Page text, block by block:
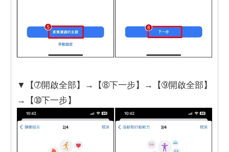
▼【➆開啟全部】→【➇下一步】→【➈開啟全部】
→【➉下一步】